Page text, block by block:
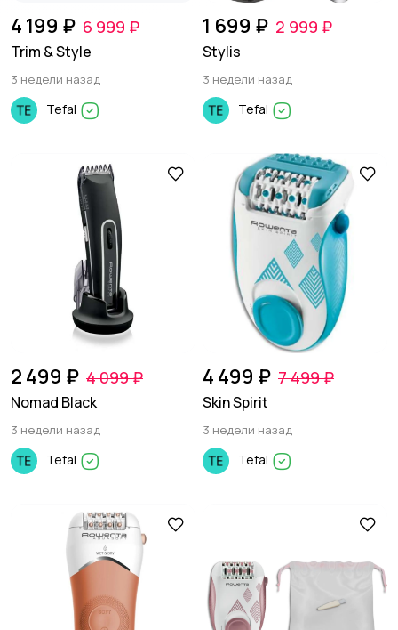
4 199 ₽ 6 999 ₽
Trim & Style
3 недели назад
Tefal
1 699 ₽ 2 999 ₽
Stylis
3 недели назад
Tefal
2 499 ₽ 4 099 ₽
Nomad Black
3 недели назад
Tefal
4 499 ₽ 7 499 ₽
Skin Spirit
3 недели назад
Tefal